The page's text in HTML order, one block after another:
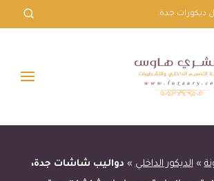
جدة.
»الديكور الداخلي» دواليب شاشات جدة،